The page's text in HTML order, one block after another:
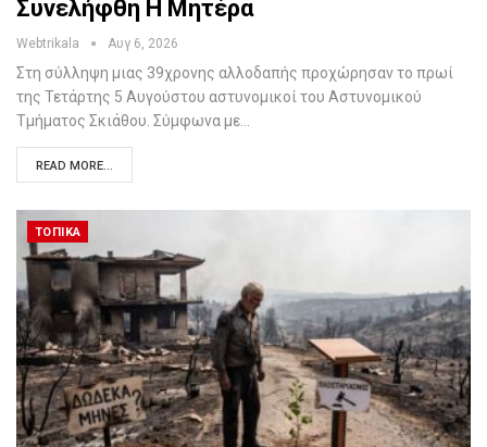
Συνελήφθη Η Μητέρα
Webtrikala Αυγ 6, 2026
Στη σύλληψη μιας 39χρονης αλλοδαπής προχώρησαν το πρωί
της Τετάρτης 5 Αυγούστου αστυνομικοί του Αστυνομικού
Τμήματος Σκιάθου. Σύμφωνα με…
READ MORE...
ΤΟΠΙΚΆ